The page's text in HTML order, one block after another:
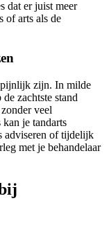
dat er juist meer
of arts als de
pijnlijk zijn. In milde
zachtste stand
veel
je tandarts
adviseren of tijdelijk
met je behandelaar